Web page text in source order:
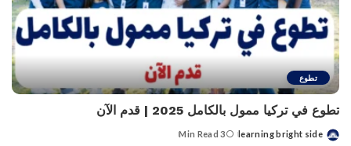
تطوع
تطوع في تركيا ممول بالكامل 2025 | قدم الآن
Posted
learning bright side
3 Min Read